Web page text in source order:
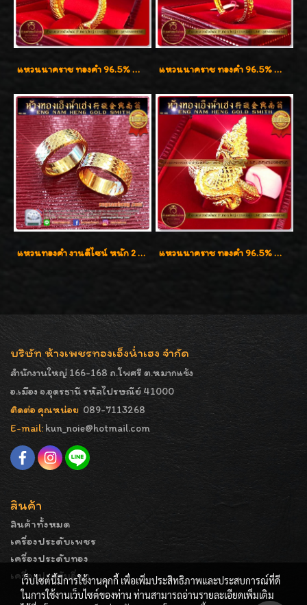
แหวนนาคราช ทองคำ 96.5% น้ำหนัก 21.2g งานดีไซน์สวยมากๆค่ะ แหวนนาคราช ทองคำ 96.5% น้ำหนัก 15.6g งานดีไซน์สวยๆค่ะ
แหวนทองคำ งานดีไซน์ หนัก 2 สลึง เงาวิ้บวั้บ แหวนนาคราช ทองคำ 96.5% น้ำหนัก 1 บาท (15.2g)
บริษัท ห้างเพชรทองเอ็งน่ำเฮง จำกัด
สำนักงานใหญ่ 166-168 ถ.โพศรี ต.หมากแข้ง
อ.เมือง จ.อุดรธานี รหัสไปรษณีย์ 41000
ติดต่อ คุณหน่อย 089-7113268
E-mail: kun_noie@hotmail.com
สินค้า
สินค้าทั้งหมด
เครื่องประดับเพชร
เครื่องประดับทอง
เครื่องประดับอื่นๆ
เว็บไซต์นี้มีการใช้งานคุกกี้ เพื่อเพิ่มประสิทธิภาพและประสบการณ์ที่ดี
ในการใช้งานเว็บไซต์ของท่าน ท่านสามารถอ่านรายละเอียดเพิ่มเติม